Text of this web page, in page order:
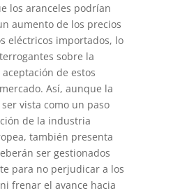
los aranceles podrían
aumento de los precios
eléctricos importados, lo
sobre la
de estos
Así, aunque la
vista como un paso
de la industria
también presenta
ser gestionados
para no perjudicar a los
frenar el avance hacia